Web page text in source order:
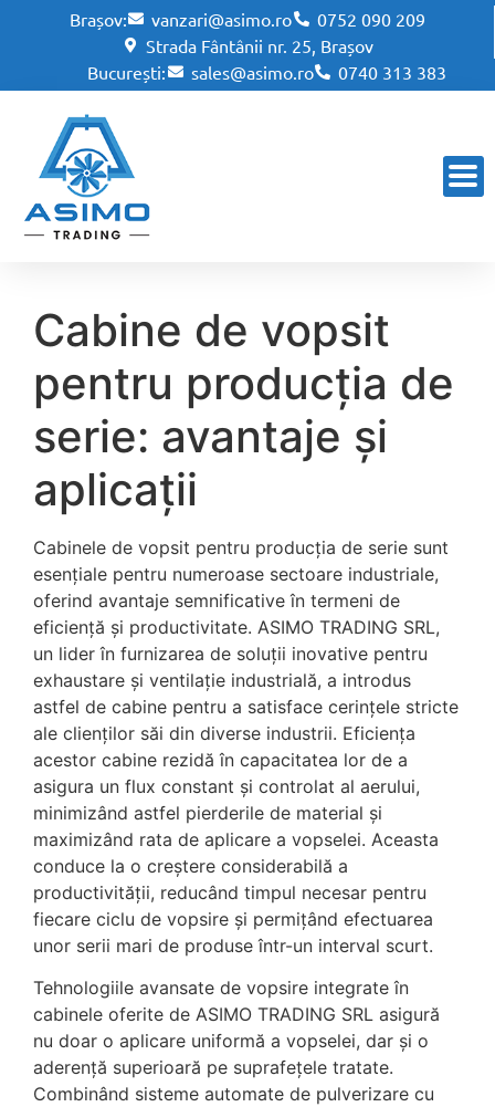
Brașov: vanzari@asimo.ro
0752 090 209
Strada Fântânii nr. 25, Brașov
București:
sales@asimo.ro 0740 313 383
Cabine de vopsit
pentru producția de
serie: avantaje și
aplicații
Cabinele de vopsit pentru producția de serie sunt
esențiale pentru numeroase sectoare industriale,
oferind avantaje semnificative în termeni de
eficiență și productivitate. ASIMO TRADING SRL,
un lider în furnizarea de soluții inovative pentru
exhaustare și ventilație industrială, a introdus
astfel de cabine pentru a satisface cerințele stricte
ale clienților săi din diverse industrii. Eficiența
acestor cabine rezidă în capacitatea lor de a
asigura un flux constant și controlat al aerului,
minimizând astfel pierderile de material și
maximizând rata de aplicare a vopselei. Aceasta
conduce la o creștere considerabilă a
productivității, reducând timpul necesar pentru
fiecare ciclu de vopsire și permițând efectuarea
unor serii mari de produse într-un interval scurt.
Tehnologiile avansate de vopsire integrate în
cabinele oferite de ASIMO TRADING SRL asigură
nu doar o aplicare uniformă a vopselei, dar și o
aderență superioară pe suprafețele tratate.
Combinând sisteme automate de pulverizare cu